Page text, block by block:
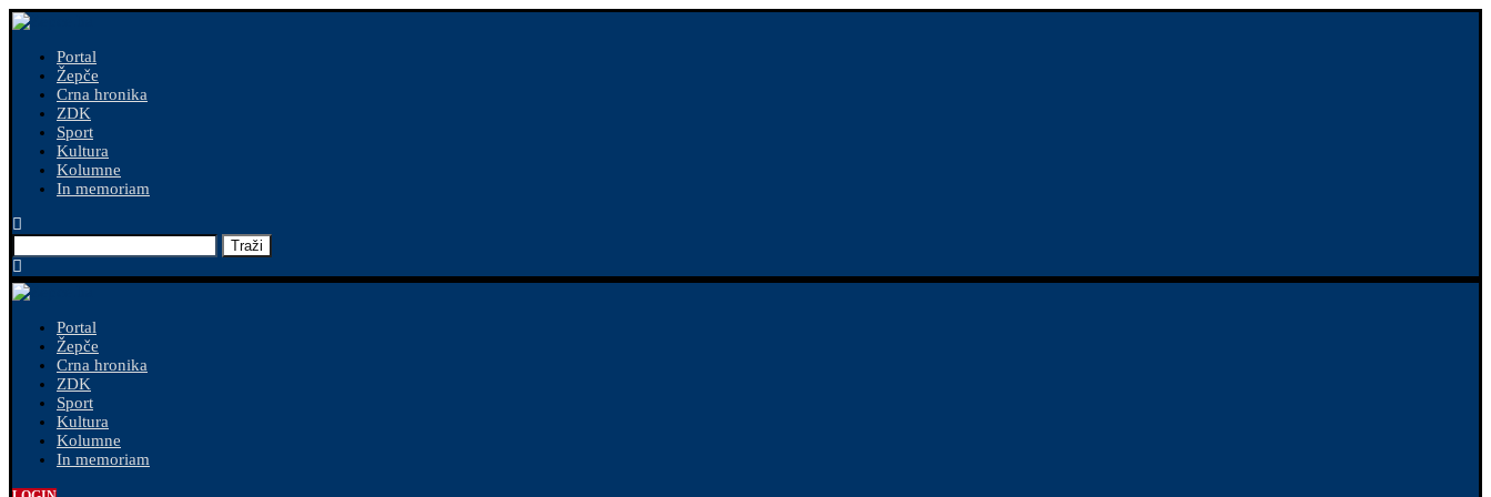
Portal
Žepče
Crna hronika
ZDK
Sport
Kultura
Kolumne
In memoriam
Traži
Portal
Žepče
Crna hronika
ZDK
Sport
Kultura
Kolumne
In memoriam